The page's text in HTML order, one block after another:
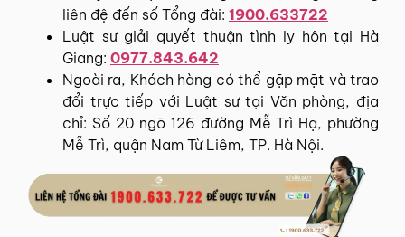
liên đệ đến số Tổng đài: 1900.633722
Luật sư giải quyết thuận tình ly hôn tại Hà
Giang: 0977.843.642
Ngoài ra, Khách hàng có thể gặp mặt và trao
đổi trực tiếp với Luật sư tại Văn phòng, địa
chỉ: Số 20 ngõ 126 đường Mễ Trì Hạ, phường
Mễ Trì, quận Nam Từ Liêm, TP. Hà Nội.